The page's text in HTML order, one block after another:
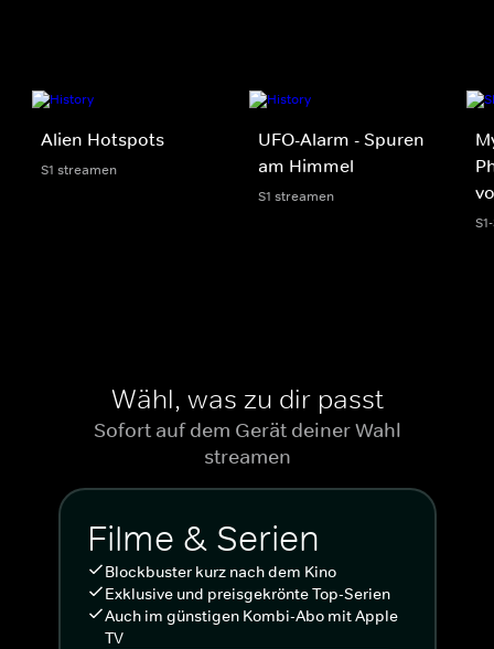
Alien Hotspots
S1 streamen
UFO-Alarm - Spuren
am Himmel
S1 streamen
Wähl, was zu dir passt
Sofort auf dem Gerät deiner Wahl
streamen
Filme & Serien
Blockbuster kurz nach dem Kino
Exklusive und preisgekrönte Top-Serien
Auch im günstigen Kombi-Abo mit Apple
TV